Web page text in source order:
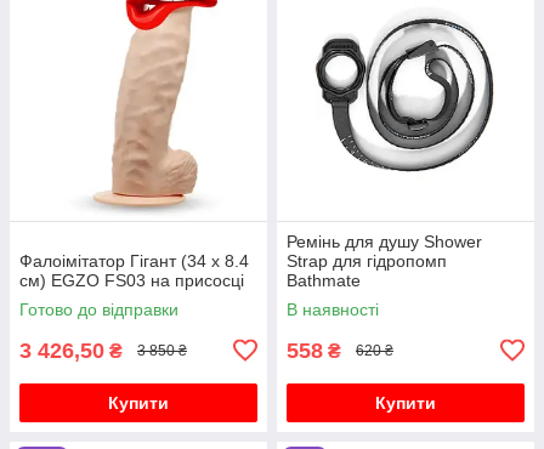
Фалоімітатор Гігант (34 х 8.4
см) EGZO FS03 на присосці
Готово до відправки
3 426,50 ₴ 3 850 ₴
Купити
Ремінь для душу Shower
Strap для гідропомп
Bathmate
В наявності
558 ₴ 620 ₴
Купити